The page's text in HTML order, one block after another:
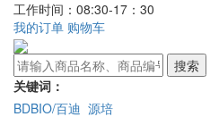
工作时间：08:30-17：30
我的订单 购物车
搜索
关键词：
BDBIO/百迪 源培